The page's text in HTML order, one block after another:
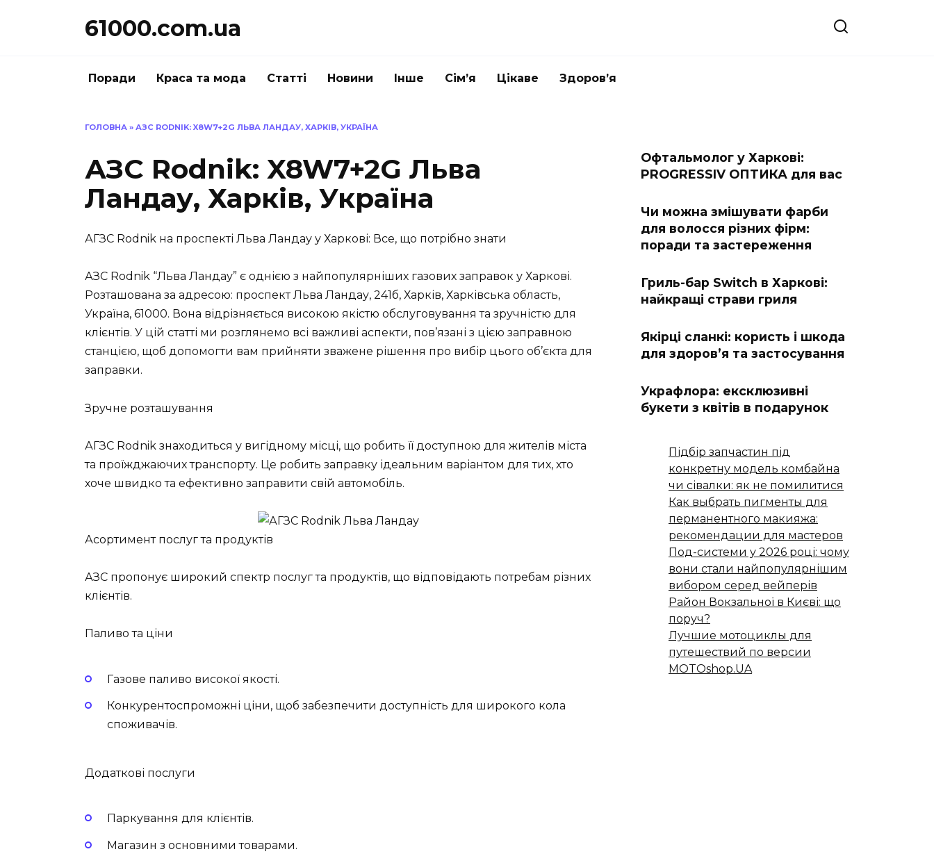
61000.com.ua
Поради Краса та мода Статті Новини Інше Сім’я Цікаве Здоров’я
ГОЛОВНА » АЗС RODNIK: X8W7+2G ЛЬВА ЛАНДАУ, ХАРКІВ, УКРАЇНА
АЗС Rodnik: X8W7+2G Льва
Ландау, Харків, Україна
АГЗС Rodnik на проспекті Льва Ландау у Харкові: Все, що потрібно знати
АЗС Rodnik “Льва Ландау” є однією з найпопулярніших газових заправок у Харкові.
Розташована за адресою: проспект Льва Ландау, 241б, Харків, Харківська область,
Україна, 61000. Вона відрізняється високою якістю обслуговування та зручністю для
клієнтів. У цій статті ми розглянемо всі важливі аспекти, пов’язані з цією заправною
станцією, щоб допомогти вам прийняти зважене рішення про вибір цього об’єкта для
заправки.
Зручне розташування
АГЗС Rodnik знаходиться у вигідному місці, що робить її доступною для жителів міста
та проїжджаючих транспорту. Це робить заправку ідеальним варіантом для тих, хто
хоче швидко та ефективно заправити свій автомобіль.
Асортимент послуг та продуктів
АЗС пропонує широкий спектр послуг та продуктів, що відповідають потребам різних
клієнтів.
Паливо та ціни
Газове паливо високої якості.
Конкурентоспроможні ціни, щоб забезпечити доступність для широкого кола
споживачів.
Додаткові послуги
Паркування для клієнтів.
Магазин з основними товарами.
Офтальмолог у Харкові:
PROGRESSIV ОПТИКА для вас
Чи можна змішувати фарби
для волосся різних фірм:
поради та застереження
Гриль-бар Switch в Харкові:
найкращі страви гриля
Якірці сланкі: користь і шкода
для здоров’я та застосування
Украфлора: ексклюзивні
букети з квітів в подарунок
Підбір запчастин під
конкретну модель комбайна
чи сівалки: як не помилитися
Как выбрать пигменты для
перманентного макияжа:
рекомендации для мастеров
Под-системи у 2026 році: чому
вони стали найпопулярнішим
вибором серед вейперів
Район Вокзальної в Києві: що
поруч?
Лучшие мотоциклы для
путешествий по версии
MOTOshop.UA